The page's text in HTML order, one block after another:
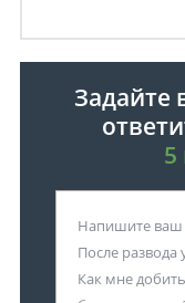
Задайте
5